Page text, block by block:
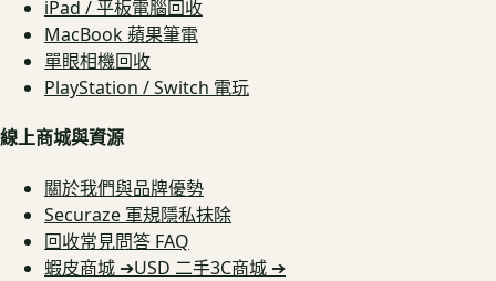
iPad / 平板電腦回收
MacBook 蘋果筆電
單眼相機回收
PlayStation / Switch 電玩
線上商城與資源
關於我們與品牌優勢
Securaze 軍規隱私抹除
回收常見問答 FAQ
蝦皮商城 ➔USD 二手3C商城 ➔